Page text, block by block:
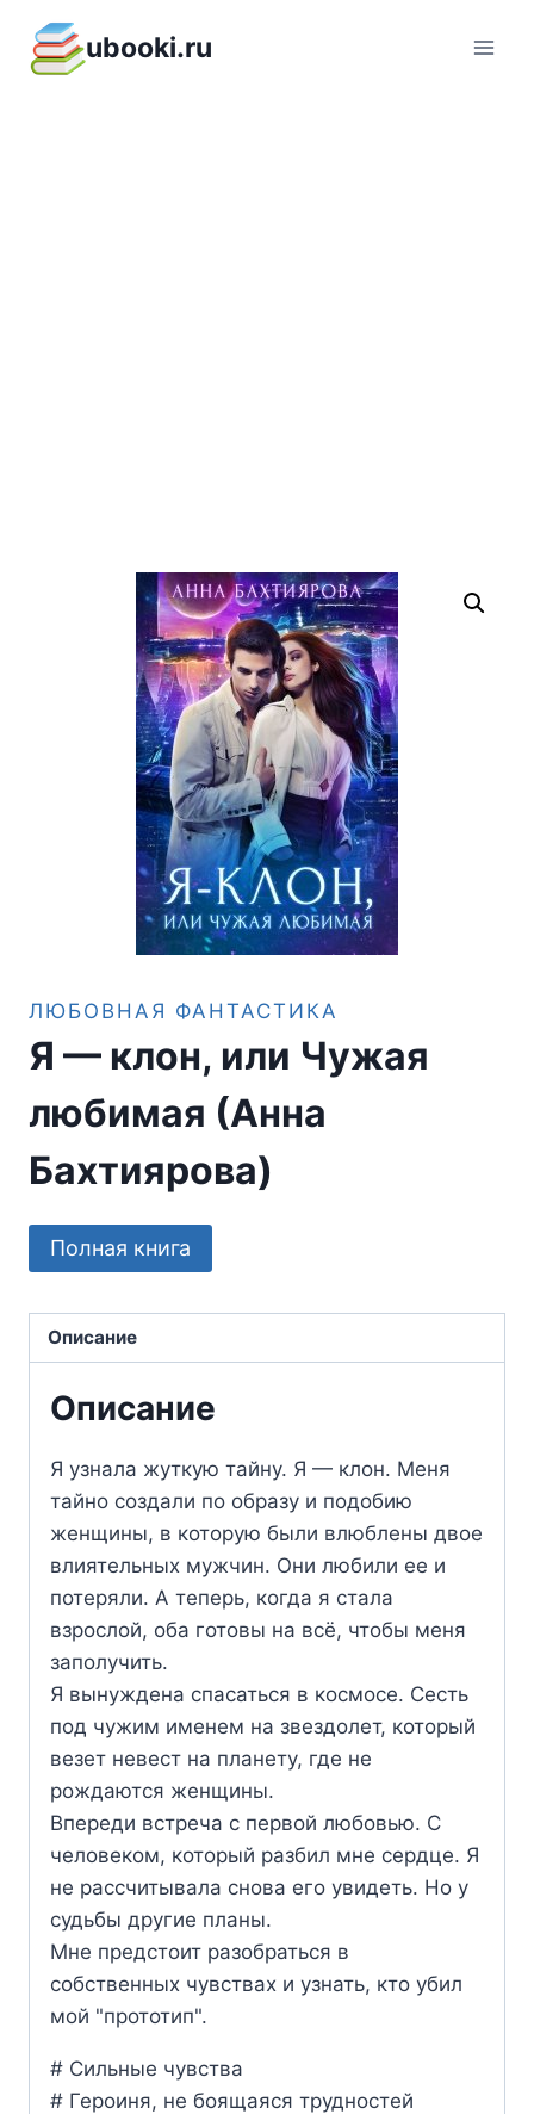
содержимому
ubooki.ru
ЛЮБОВНАЯ ФАНТАСТИКА
Я — клон, или Чужая
любимая (Анна
Бахтиярова)
Полная книга
Описание
Описание
Я узнала жуткую тайну. Я — клон. Меня
тайно создали по образу и подобию
женщины, в которую были влюблены двое
влиятельных мужчин. Они любили ее и
потеряли. А теперь, когда я стала
взрослой, оба готовы на всё, чтобы меня
заполучить.
Я вынуждена спасаться в космосе. Сесть
под чужим именем на звездолет, который
везет невест на планету, где не
рождаются женщины.
Впереди встреча с первой любовью. С
человеком, который разбил мне сердце. Я
не рассчитывала снова его увидеть. Но у
судьбы другие планы.
Мне предстоит разобраться в
собственных чувствах и узнать, кто убил
мой "прототип".
# Сильные чувства
# Героиня, не боящаяся трудностей